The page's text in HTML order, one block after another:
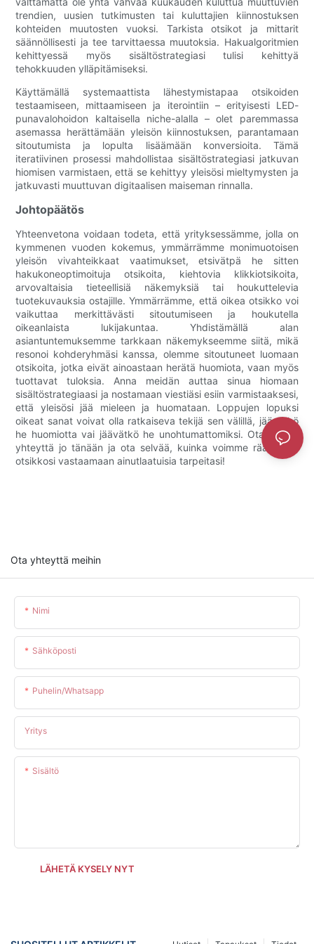
trendien, uusien tutkimusten tai kuluttajien kiinnostuksen
kohteiden muutosten vuoksi. Tarkista otsikot ja mittarit
säännöllisesti ja tee tarvittaessa muutoksia. Hakualgoritmien
kehittyessä myös sisältöstrategiasi tulisi kehittyä
tehokkuuden ylläpitämiseksi.
Käyttämällä systemaattista lähestymistapaa otsikoiden
testaamiseen, mittaamiseen ja iterointiin – erityisesti LED-
punavalohoidon kaltaisella niche-alalla – olet paremmassa
asemassa herättämään yleisön kiinnostuksen, parantamaan
sitoutumista ja lopulta lisäämään konversioita. Tämä
iteratiivinen prosessi mahdollistaa sisältöstrategiasi jatkuvan
hiomisen varmistaen, että se kehittyy yleisösi mieltymysten ja
jatkuvasti muuttuvan digitaalisen maiseman rinnalla.
Johtopäätös
Yhteenvetona voidaan todeta, että yrityksessämme, jolla on
kymmenen vuoden kokemus, ymmärrämme monimuotoisen
yleisön vivahteikkaat vaatimukset, etsivätpä he sitten
hakukoneoptimoituja otsikoita, kiehtovia klikkiotsikoita,
arvovaltaisia ​​tieteellisiä näkemyksiä tai houkuttelevia
tuotekuvauksia ostajille. Ymmärrämme, että oikea otsikko voi
vaikuttaa merkittävästi sitoutumiseen ja houkutella
oikeanlaista lukijakuntaa. Yhdistämällä alan
asiantuntemuksemme tarkkaan näkemykseemme siitä, mikä
resonoi kohderyhmäsi kanssa, olemme sitoutuneet luomaan
otsikoita, jotka eivät ainoastaan ​​herätä huomiota, vaan myös
tuottavat tuloksia. Anna meidän auttaa sinua hiomaan
sisältöstrategiaasi ja nostamaan viestiäsi esiin varmistaaksesi,
että yleisösi jää mieleen ja huomataan. Loppujen lopuksi
oikeat sanat voivat olla ratkaiseva tekijä sen välillä, jäävätkö
he huomiotta vai jäävätkö he unohtumattomiksi. Ota meihin
yhteyttä jo tänään ja ota selvää, kuinka voimme räätälöidä
otsikkosi vastaamaan ainutlaatuisia tarpeitasi!
Ota yhteyttä meihin
Nimi
Sähköposti
Puhelin/whatsapp
Yritys
Sisältö
LÄHETÄ KYSELY NYT